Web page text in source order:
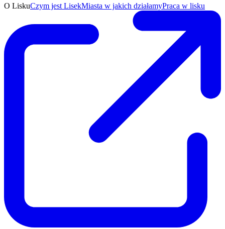
O LiskuCzym jest LisekMiasta w jakich działamyPraca w lisku